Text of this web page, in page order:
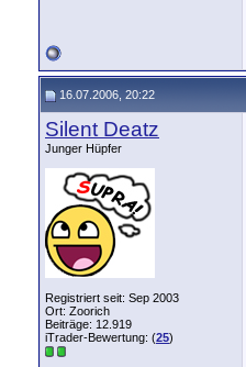
16.07.2006, 20:22
Silent Deatz
Junger Hüpfer
Registriert seit: Sep 2003
Ort: Zoorich
Beiträge: 12.919
iTrader-Bewertung: (25)